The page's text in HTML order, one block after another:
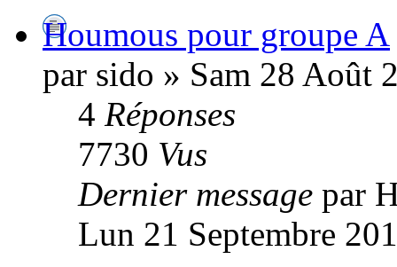
Houmous pour groupe A
par sido » Sam 28 Août
4 Réponses
7730 Vus
Dernier message par
Lun 21 Septembre